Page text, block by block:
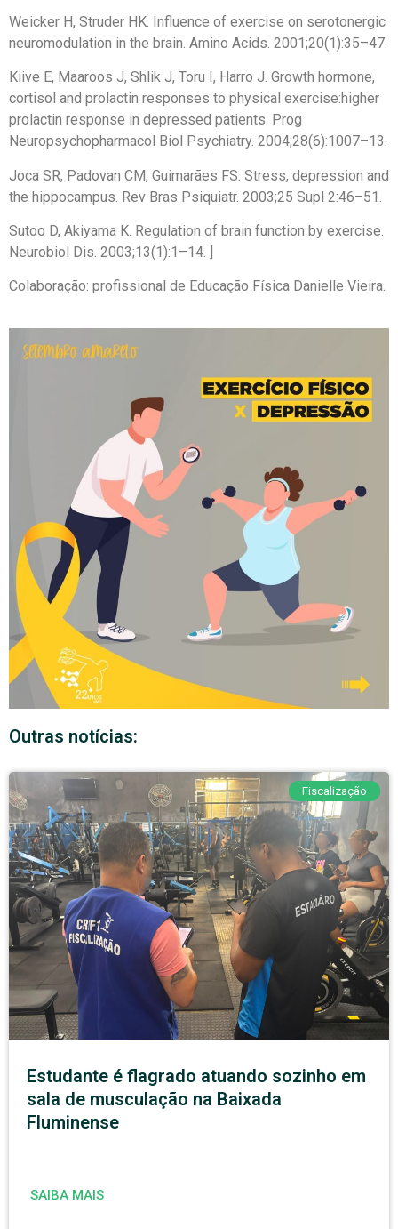
Weicker H, Struder HK. Influence of exercise on serotonergic
neuromodulation in the brain. Amino Acids. 2001;20(1):35–47.
Kiive E, Maaroos J, Shlik J, Toru I, Harro J. Growth hormone,
cortisol and prolactin responses to physical exercise:higher
prolactin response in depressed patients. Prog
Neuropsychopharmacol Biol Psychiatry. 2004;28(6):1007–13.
Joca SR, Padovan CM, Guimarães FS. Stress, depression and
the hippocampus. Rev Bras Psiquiatr. 2003;25 Supl 2:46–51.
Sutoo D, Akiyama K. Regulation of brain function by exercise.
Neurobiol Dis. 2003;13(1):1–14. ]
Colaboração: profissional de Educação Física Danielle Vieira.
Outras notícias:
Fiscalização
Estudante é flagrado atuando sozinho em
sala de musculação na Baixada
Fluminense
SAIBA MAIS